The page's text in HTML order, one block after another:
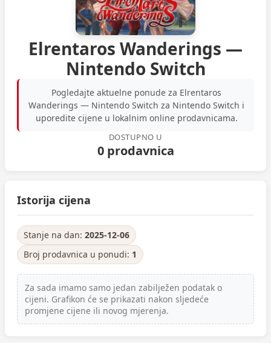
Elrentaros Wanderings —
Nintendo Switch
Pogledajte aktuelne ponude za Elrentaros
Wanderings — Nintendo Switch za Nintendo Switch i
uporedite cijene u lokalnim online prodavnicama.
DOSTUPNO U
0 prodavnica
Istorija cijena
Stanje na dan: 2025-12-06
Broj prodavnica u ponudi: 1
Za sada imamo samo jedan zabilježen podatak o
cijeni. Grafikon će se prikazati nakon sljedeće
promjene cijene ili novog mjerenja.